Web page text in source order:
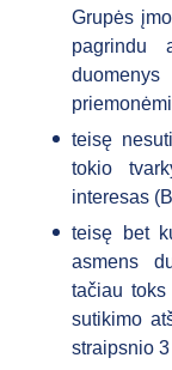
Grupės
pagrindu
teisę
tokio
interesas
teisę bet
asmens
tačiau toks
sutikimo
straipsnio